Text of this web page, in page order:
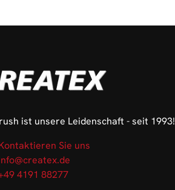
ist unsere Leidenschaft - seit 1993!
Sie uns
4191 88277